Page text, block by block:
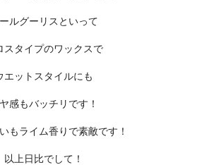
ルグーリスといって
スタイプのワックスで
エットスタイルにも
感もバッチリです！
もライム香りで素敵です！
以上日比でして！